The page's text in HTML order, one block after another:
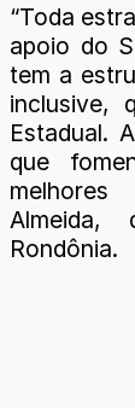
“Toda
apoio do
tem a
inclusive,
Estadual.
que
Rondônia.